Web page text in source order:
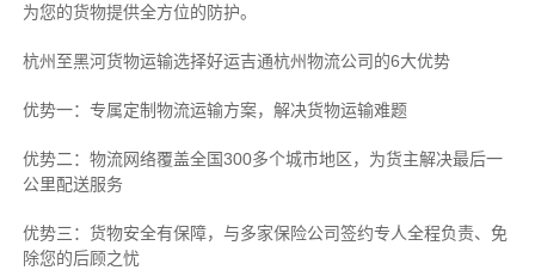
为您的货物提供全方位的防护。
杭州至黑河货物运输选择好运吉通杭州物流公司的6大优势
优势一：专属定制物流运输方案，解决货物运输难题
优势二：物流网络覆盖全国300多个城市地区，为货主解决最后一
公里配送服务
优势三：货物安全有保障，与多家保险公司签约专人全程负责、免
除您的后顾之忧